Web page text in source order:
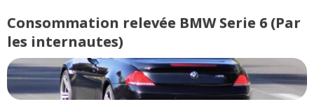
Consommation relevée BMW Serie 6 (Par
les internautes)